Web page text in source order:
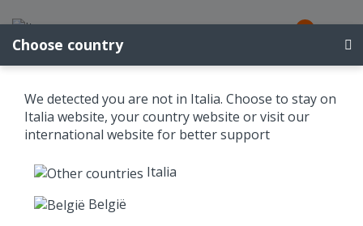
0
50 ton
Choose country
We detected you are not in Italia. Choose to stay on
Italia website, your country website or visit our
international website for better support
Italia
België